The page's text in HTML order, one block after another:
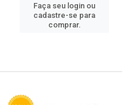
Faça seu login ou
cadastre-se para
comprar.